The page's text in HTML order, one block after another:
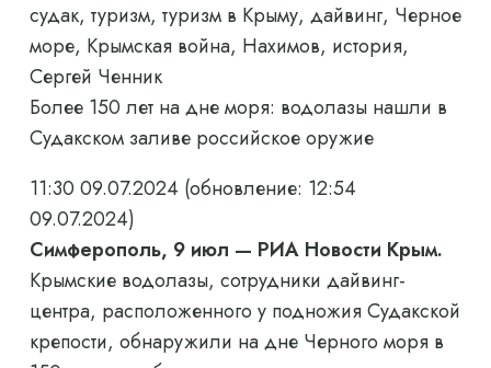
судак, туризм, туризм в Крыму, дайвинг, Черное
море, Крымская война, Нахимов, история,
Сергей Ченник
Более 150 лет на дне моря: водолазы нашли в
Судакском заливе российское оружие
11:30 09.07.2024 (обновление: 12:54
09.07.2024)
Симферополь, 9 июл — РИА Новости Крым.
Крымские водолазы, сотрудники дайвинг-
центра, расположенного у подножия Судакской
крепости, обнаружили на дне Черного моря в